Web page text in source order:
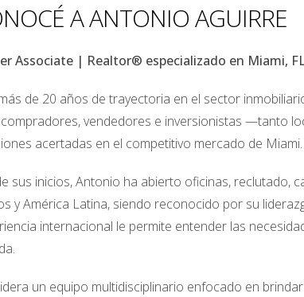
cubre los daños causados por
Esta póliza proporciona una cobertura
de Propiedad?
varios factores, como:
ubicadas en áreas propensas a
sea el valor de la propiedad, mayor será la prima
construidas con materiales más
reclamaciones de seguro en el pasado,
A ANTONIO AGUIRRE
Associate | Realtor® especializado en Miami,
de 20 años de trayectoria en el sector
vendedores e inversionistas —tanto
acertadas en el competitivo mercado de Miami.
sus inicios, Antonio ha abierto oficinas, reclutado,
y América Latina, siendo reconocido por su
internacional le permite entender las
un equipo multidisciplinario enfocado en